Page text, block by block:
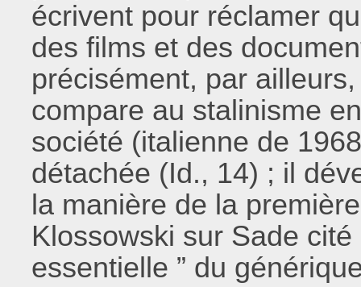
écrivent pour réclamer
des films et des
précisément, par ailleurs,
compare au stalinisme
société (italienne de
détachée (Id., 14) ; il
la manière de la
Klossowski sur Sade
essentielle ” du